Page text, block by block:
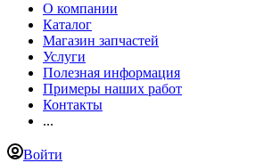
О компании
Каталог
Магазин запчастей
Услуги
Полезная информация
Примеры наших работ
Контакты
...
Войти